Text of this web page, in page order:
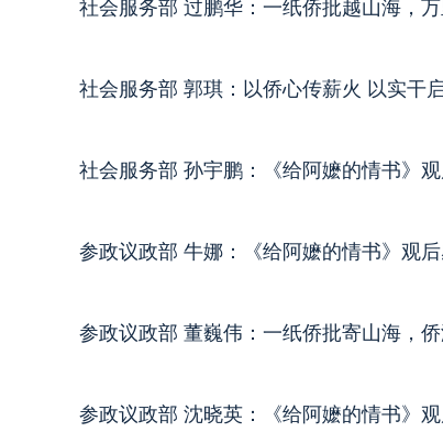
社会服务部 过鹏华：一纸侨批越山海，
社会服务部 郭琪：以侨心传薪火 以实
社会服务部 孙宇鹏：《给阿嬷的情书》
参政议政部 牛娜：《给阿嬷的情书》观
参政议政部 董巍伟：一纸侨批寄山海，
参政议政部 沈晓英：《给阿嬷的情书》